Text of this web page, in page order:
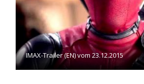
IMAX-Trailer (EN) vom 23.12.2015